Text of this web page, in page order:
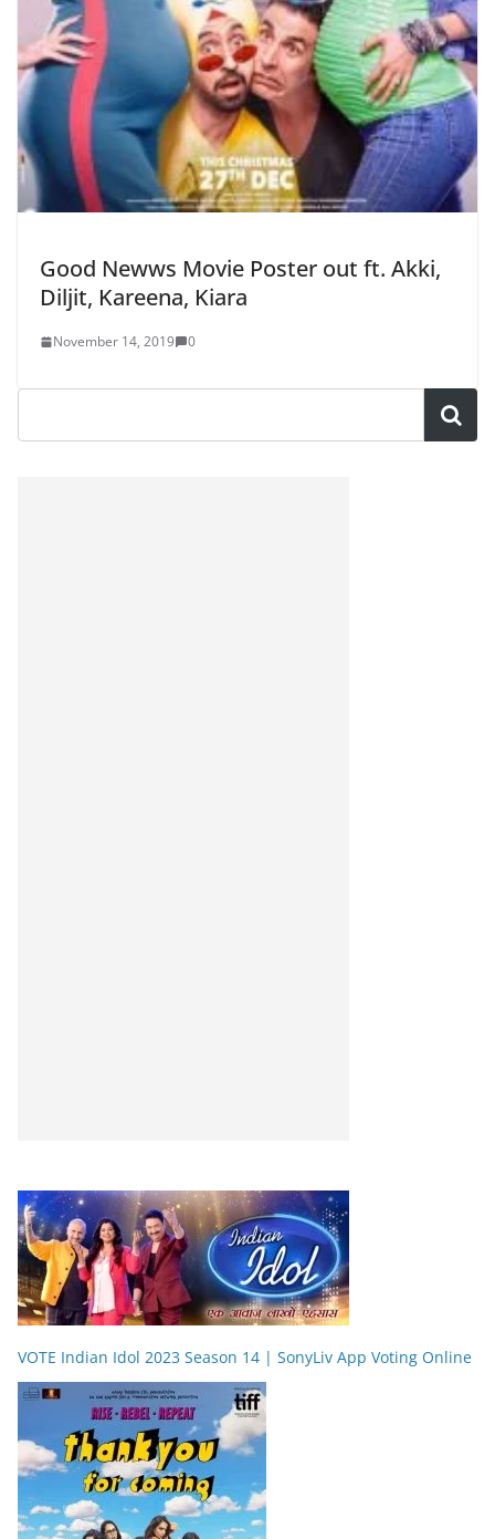
Good Newws Movie Poster out ft. Akki,
Diljit, Kareena, Kiara
November 14, 2019 0
VOTE Indian Idol 2023 Season 14 | SonyLiv App Voting Online